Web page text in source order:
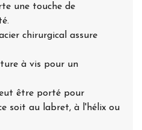
une touche de
chirurgical assure
à vis pour un
être porté pour
soit au labret, à l'hélix ou